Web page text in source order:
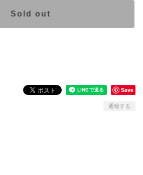
Sold out
Save
通報する